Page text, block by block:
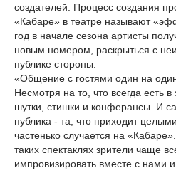
создателей. Процесс создания
«Кабаре» в театре называют
год в начале сезона артисты
новым номером, раскрыться с
публике стороны.
«Общение с гостями один на один
Несмотря на то, что всегда есть
шутки, стишки и конферансы. И
публика - та, что приходит
частенько случается на
таких спектаклях зрители чаще
импровизировать вместе с нами